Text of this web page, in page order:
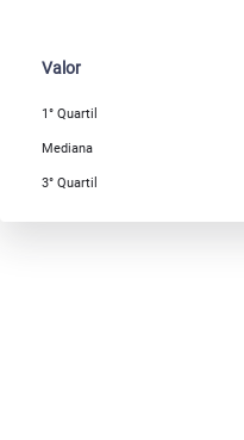
Valor
1° Quartil
Mediana
3° Quartil